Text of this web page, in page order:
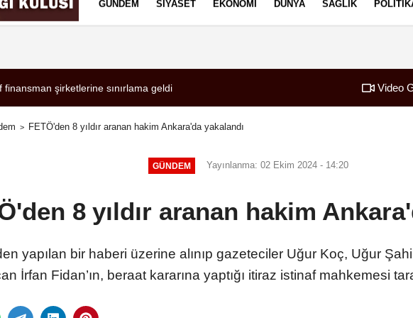
Çerez Politikası
GÜNDEM SIYASET EKONOMI DÜNYA SAĞLIK
el konuldu
finansman şirketlerine sınırlama geldi SONER YALÇIN
Video
FETÖ'den 8 yıldır aranan hakim Ankara'da yakalandı
GÜNDEM Yayınlanma: 02 Ekim 2024 - 14:20
8 yıldır aranan hakim
yapılan bir haberi üzerine alınıp gazeteciler Uğur Koç, Uğur
İrfan Fidan’ın, beraat kararına yaptığı itiraz istinaf mahkemesi